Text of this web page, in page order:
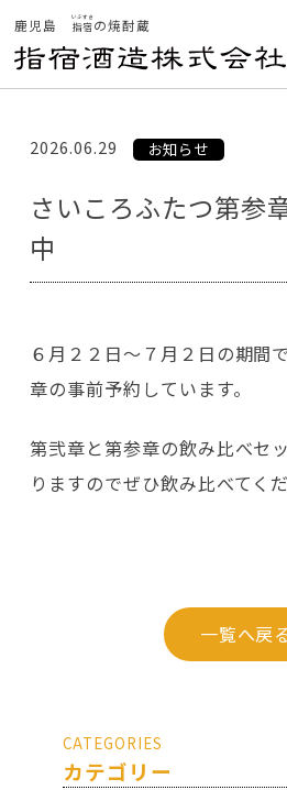
鹿児島指宿
いぶすき の焼酎蔵
2026.06.29 お知らせ
さいころふたつ第参
中
６月２２日～７月２日の期間
章の事前予約しています。
第弐章と第参章の飲み比べセ
りますのでぜひ飲み比べてく
一覧へ戻
CATEGORIES
カテゴリー